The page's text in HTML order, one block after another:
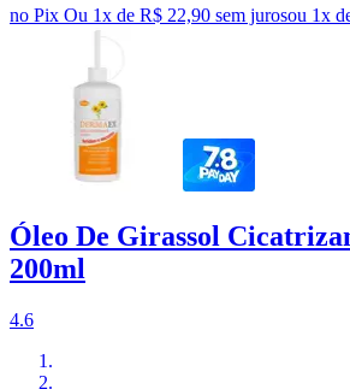
no Pix Ou 1x de R$ 22,90 sem jurosou 1x
Óleo De Girassol
200ml
4.6